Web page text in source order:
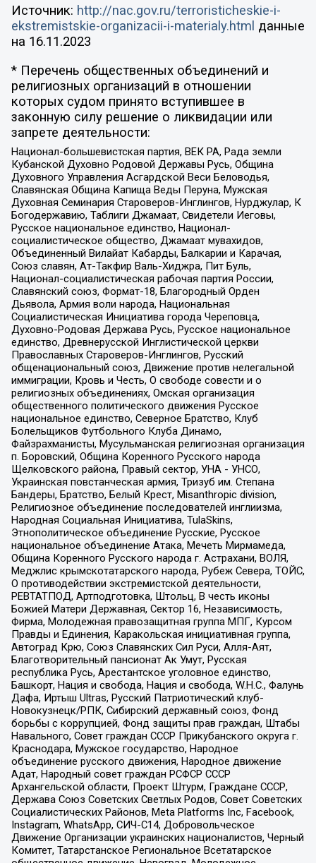
Источник: http://nac.gov.ru/terroristicheskie-i-
ekstremistskie-organizacii-i-materialy.html данные
на 16.11.2023
* Перечень общественных объединений и
религиозных организаций в отношении
которых судом принято вступившее в
законную силу решение о ликвидации или
запрете деятельности:
Национал-большевистская партия, ВЕК РА, Рада земли
Кубанской Духовно Родовой Державы Русь, Община
Духовного Управления Асгардской Веси Беловодья,
Славянская Община Капища Веды Перуна, Мужская
Духовная Семинария Староверов-Инглингов, Нурджулар, К
Богодержавию, Таблиги Джамаат, Свидетели Иеговы,
Русское национальное единство, Национал-
социалистическое общество, Джамаат мувахидов,
Объединенный Вилайат Кабарды, Балкарии и Карачая,
Союз славян, Ат-Такфир Валь-Хиджра, Пит Буль,
Национал-социалистическая рабочая партия России,
Славянский союз, Формат-18, Благородный Орден
Дьявола, Армия воли народа, Национальная
Социалистическая Инициатива города Череповца,
Духовно-Родовая Держава Русь, Русское национальное
единство, Древнерусской Инглистической церкви
Православных Староверов-Инглингов, Русский
общенациональный союз, Движение против нелегальной
иммиграции, Кровь и Честь, О свободе совести и о
религиозных объединениях, Омская организация
общественного политического движения Русское
национальное единство, Северное Братство, Клуб
Болельщиков Футбольного Клуба Динамо,
Файзрахманисты, Мусульманская религиозная организация
п. Боровский, Община Коренного Русского народа
Щелковского района, Правый сектор, УНА - УНСО,
Украинская повстанческая армия, Тризуб им. Степана
Бандеры, Братство, Белый Крест, Misanthropic division,
Религиозное объединение последователей инглиизма,
Народная Социальная Инициатива, TulaSkins,
Этнополитическое объединение Русские, Русское
национальное объединение Атака, Мечеть Мирмамеда,
Община Коренного Русского народа г. Астрахани, ВОЛЯ,
Меджлис крымскотатарского народа, Рубеж Севера, ТОЙС,
О противодействии экстремистской деятельности,
РЕВТАТПОД, Артподготовка, Штольц, В честь иконы
Божией Матери Державная, Сектор 16, Независимость,
Фирма, Молодежная правозащитная группа МПГ, Курсом
Правды и Единения, Каракольская инициативная группа,
Автоград Крю, Союз Славянских Сил Руси, Алля-Аят,
Благотворительный пансионат Ак Умут, Русская
республика Русь, Арестантское уголовное единство,
Башкорт, Нация и свобода, Нация и свобода, W.H.С., Фалунь
Дафа, Иртыш Ultras, Русский Патриотический клуб-
Новокузнецк/РПК, Сибирский державный союз, Фонд
борьбы с коррупцией, Фонд защиты прав граждан, Штабы
Навального, Совет граждан СССР Прикубанского округа г.
Краснодара, Мужское государство, Народное
объединение русского движения, Народное движение
Адат, Народный совет граждан РСФСР СССР
Архангельской области, Проект Штурм, Граждане СССР,
Держава Союз Советских Светлых Родов, Совет Советских
Социалистических Районов, Meta Platforms Inc, Facebook,
Instagram, WhatsApp, СИЧ-С14, Добровольческое
Движение Организации украинских националистов, Черный
Комитет, Татарстанское Региональное Всетатарское